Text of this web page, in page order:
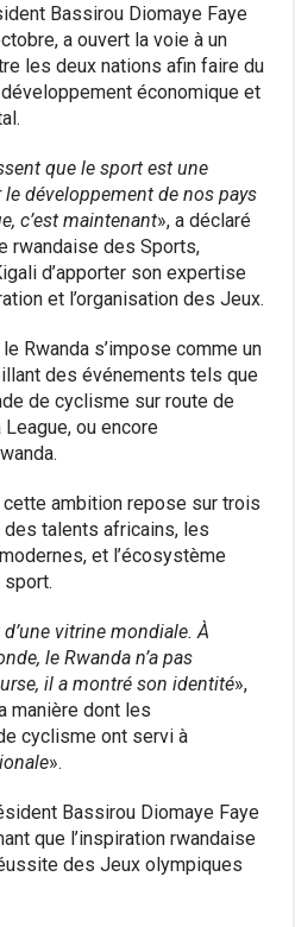
Bassirou Diomaye Faye
a ouvert la voie à un
les deux nations afin faire du
économique et
que le sport est une
développement de nos pays
c’est maintenant», a déclaré
rwandaise des Sports,
d’apporter son expertise
et l’organisation des Jeux.
Rwanda s’impose comme un
des événements tels que
de cyclisme sur route de
ou encore
ambition repose sur trois
talents africains, les
et l’écosystème
sport.
vitrine mondiale. À
le Rwanda n’a pas
il a montré son identité»,
manière dont les
cyclisme ont servi à
».
Bassirou Diomaye Faye
que l’inspiration rwandaise
des Jeux olympiques